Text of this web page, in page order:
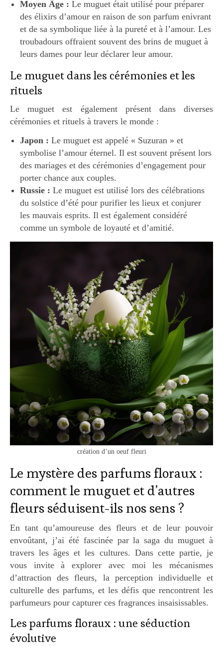
Moyen Âge : Le muguet était utilisé pour préparer
des élixirs d’amour en raison de son parfum enivrant
et de sa symbolique liée à la pureté et à l’amour. Les
troubadours offraient souvent des brins de muguet à
leurs dames pour leur déclarer leur amour.
Le muguet dans les cérémonies et les
rituels
Le muguet est également présent dans diverses
cérémonies et rituels à travers le monde :
Japon : Le muguet est appelé « Suzuran » et
symbolise l’amour éternel. Il est souvent présent lors
des mariages et des cérémonies d’engagement pour
porter chance aux couples.
Russie : Le muguet est utilisé lors des célébrations
du solstice d’été pour purifier les lieux et conjurer
les mauvais esprits. Il est également considéré
comme un symbole de loyauté et d’amitié.
création d’un oeuf fleuri
Le mystère des parfums floraux :
comment le muguet et d’autres
fleurs séduisent-ils nos sens ?
En tant qu’amoureuse des fleurs et de leur pouvoir
envoûtant, j’ai été fascinée par la saga du muguet à
travers les âges et les cultures. Dans cette partie, je
vous invite à explorer avec moi les mécanismes
d’attraction des fleurs, la perception individuelle et
culturelle des parfums, et les défis que rencontrent les
parfumeurs pour capturer ces fragrances insaisissables.
Les parfums floraux : une séduction
évolutive